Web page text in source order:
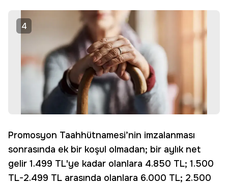
4
Promosyon Taahhütnamesi’nin imzalanması
sonrasında ek bir koşul olmadan; bir aylık net
gelir 1.499 TL'ye kadar olanlara 4.850 TL; 1.500
TL-2.499 TL arasında olanlara 6.000 TL; 2.500